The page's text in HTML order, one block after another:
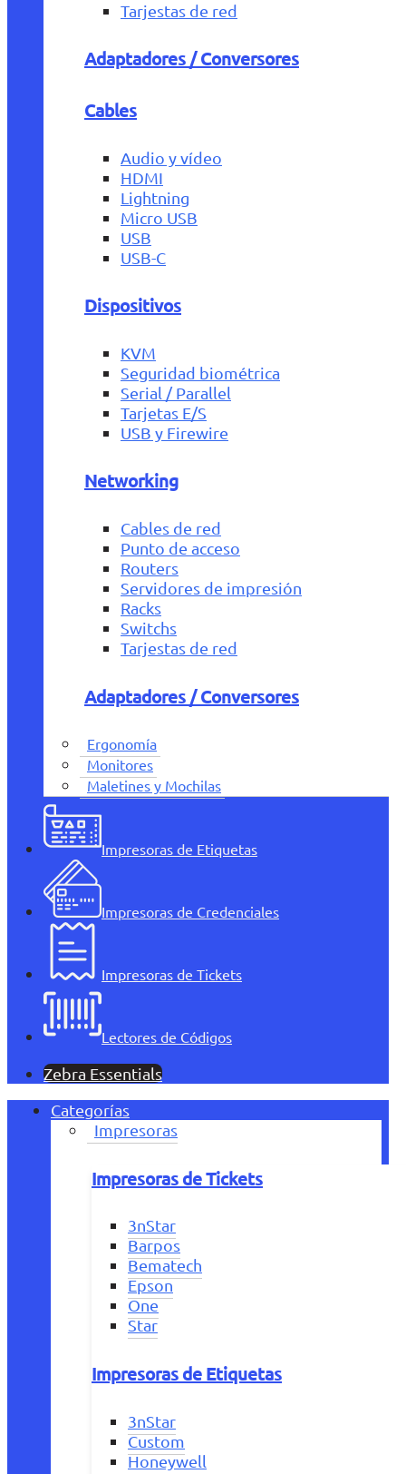
Tarjestas de red
Adaptadores / Conversores
Cables
Audio y vídeo
HDMI
Lightning
Micro USB
USB
USB-C
Dispositivos
KVM
Seguridad biométrica
Serial / Parallel
Tarjetas E/S
USB y Firewire
Networking
Cables de red
Punto de acceso
Routers
Servidores de impresión
Racks
Switchs
Tarjestas de red
Adaptadores / Conversores
Ergonomía
Monitores
Maletines y Mochilas
Impresoras de Etiquetas
Impresoras de Credenciales
Impresoras de Tickets
Lectores de Códigos
Zebra Essentials
Categorías
Impresoras
Impresoras de Tickets
3nStar
Barpos
Bematech
Epson
One
Star
Impresoras de Etiquetas
3nStar
Custom
Honeywell